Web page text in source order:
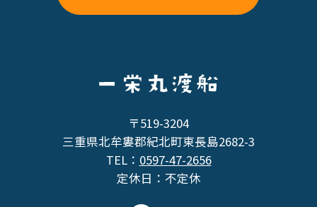
〒519-3204
三重県北牟婁郡紀北町東長島2682-3
TEL： 0597-47-2656
定休日：不定休